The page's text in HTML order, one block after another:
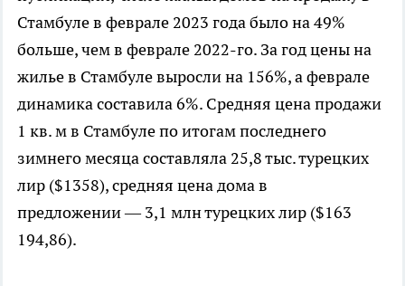
Стамбуле в феврале 2023 года было на 49%
больше, чем в феврале 2022-го. За год цены на
жилье в Стамбуле выросли на 156%, а феврале
динамика составила 6%. Средняя цена продажи
1 кв. м в Стамбуле по итогам последнего
зимнего месяца составляла 25,8 тыс. турецких
лир ($1358), средняя цена дома в
предложении — 3,1 млн турецких лир ($163
194,86).